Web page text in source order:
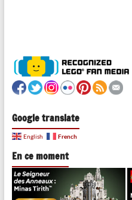
Google translate
English French
En ce moment